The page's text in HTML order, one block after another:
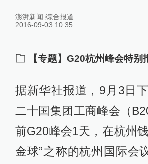
澎湃新闻 综合报道
2016-09-03 10:35
【专题】G20杭州峰会特别
据新华社报道，9月3日
二十国集团工商峰会（
前G20峰会1天，在杭州
金球”之称的杭州国际会